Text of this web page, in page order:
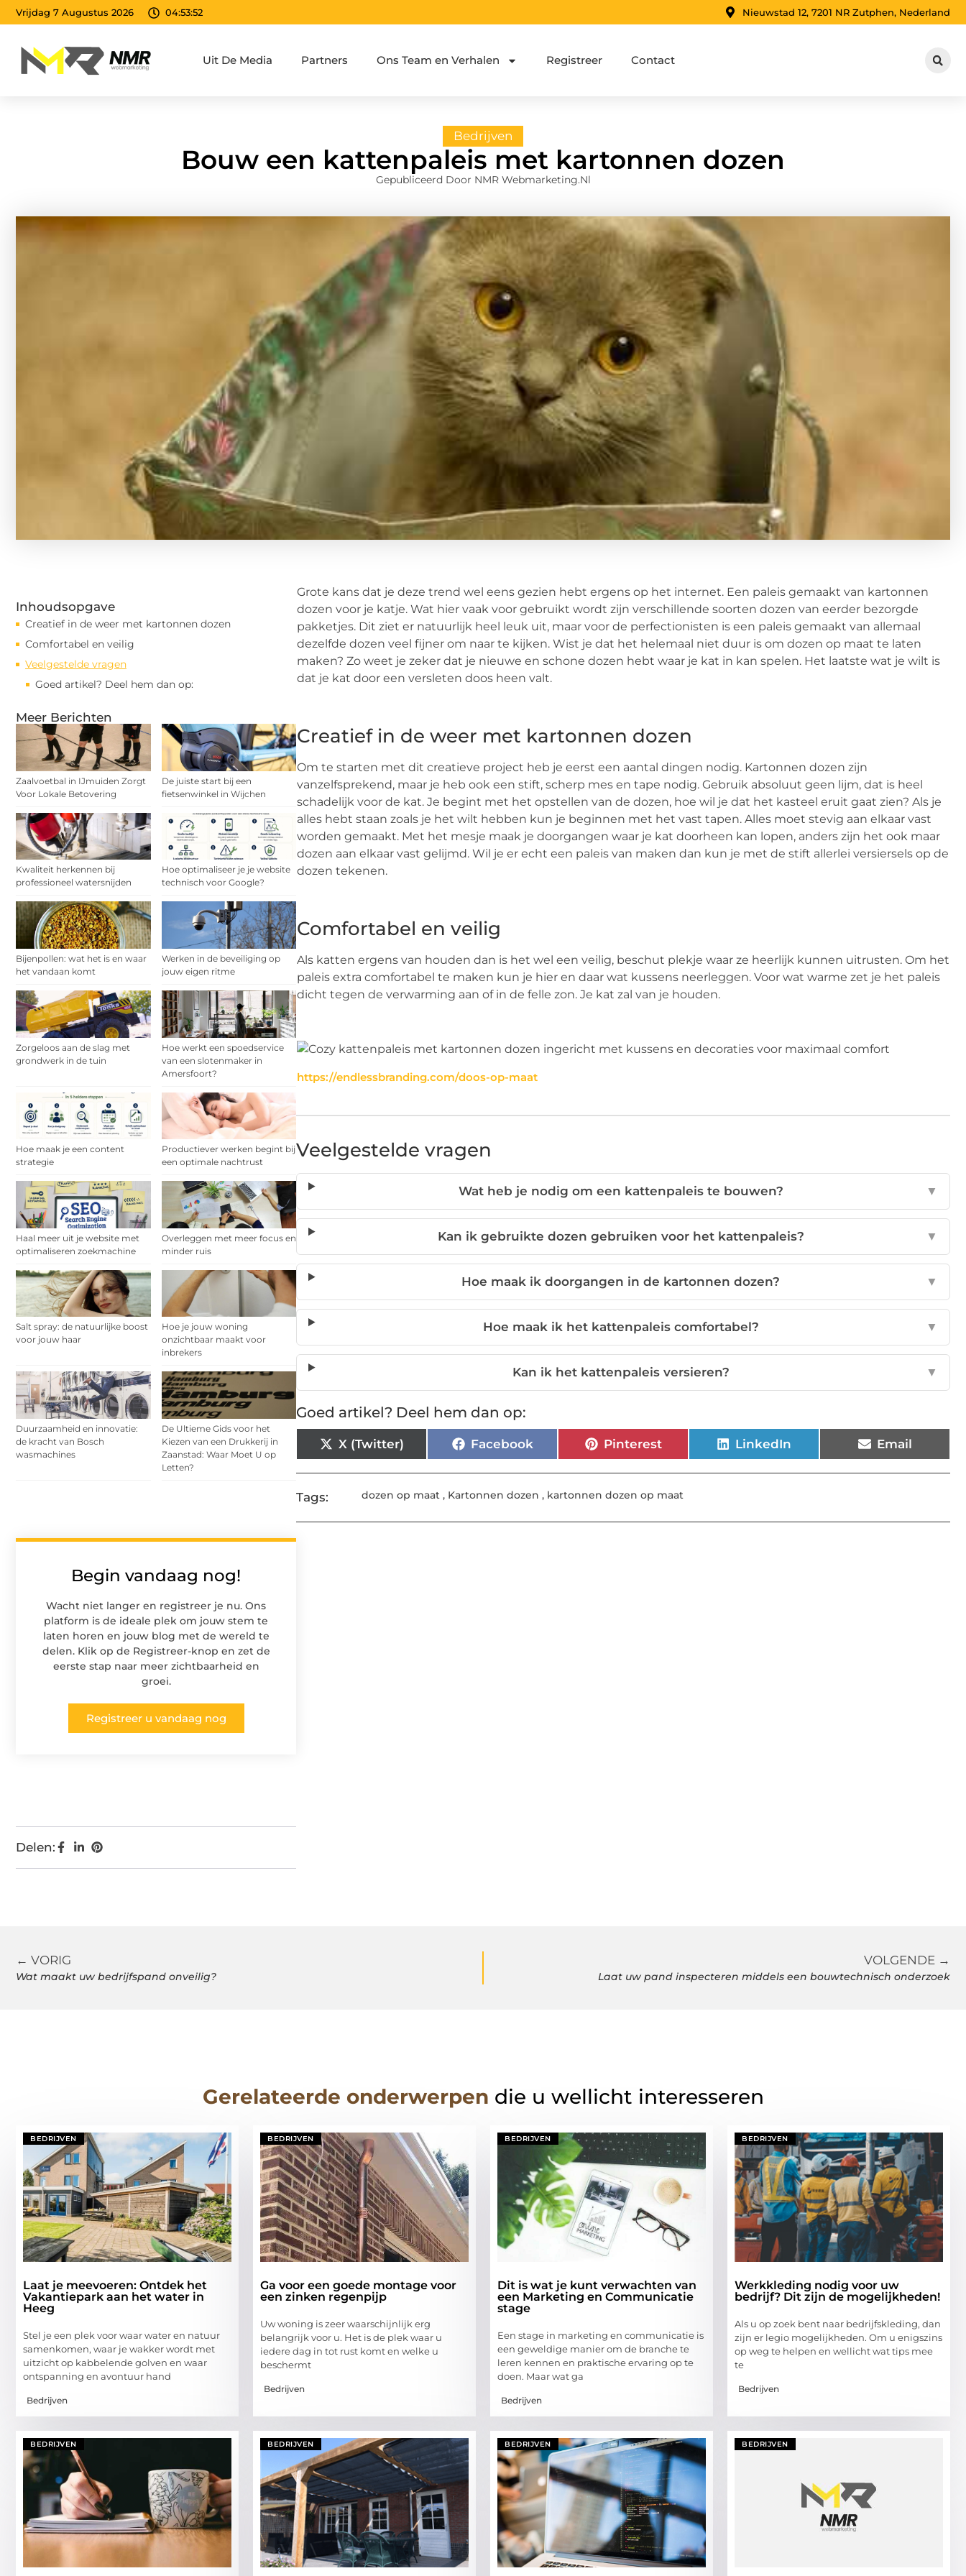
Vrijdag 7 Augustus 2026 04:53:54 Nieuwstad 12, 7201 NR Zutphen, Nederland
Uit De Media Partners Ons Team en Verhalen Registreer Contact
Bedrijven
Bouw een kattenpaleis met kartonnen dozen
Gepubliceerd Door NMR Webmarketing.nl
Inhoudsopgave
Creatief in de weer met kartonnen dozen
Comfortabel en veilig
Veelgestelde vragen
Goed artikel? Deel hem dan op:
Meer Berichten
Zaalvoetbal in IJmuiden Zorgt
Voor Lokale Betovering
De juiste start bij een
fietsenwinkel in Wijchen
Kwaliteit herkennen bij
professioneel watersnijden
Hoe optimaliseer je je website
technisch voor Google?
Bijenpollen: wat het is en waar
het vandaan komt
Werken in de beveiliging op
jouw eigen ritme
Zorgeloos aan de slag met
grondwerk in de tuin
Hoe werkt een spoedservice
van een slotenmaker in
Amersfoort?
Hoe maak je een content
strategie
Productiever werken begint bij
een optimale nachtrust
Haal meer uit je website met
optimaliseren zoekmachine
Overleggen met meer focus en
minder ruis
Salt spray: de natuurlijke boost
voor jouw haar
Hoe je jouw woning
onzichtbaar maakt voor
inbrekers
Duurzaamheid en innovatie:
de kracht van Bosch
wasmachines
De Ultieme Gids voor het
Kiezen van een Drukkerij in
Zaanstad: Waar Moet U op
Letten?
Begin vandaag nog!
Wacht niet langer en registreer je nu. Ons
platform is de ideale plek om jouw stem te
laten horen en jouw blog met de wereld te
delen. Klik op de Registreer-knop en zet de
eerste stap naar meer zichtbaarheid en
groei.
Registreer u vandaag nog
Delen:
Grote kans dat je deze trend wel eens gezien hebt ergens op het internet. Een paleis gemaakt van kartonnen
dozen voor je katje. Wat hier vaak voor gebruikt wordt zijn verschillende soorten dozen van eerder bezorgde
pakketjes. Dit ziet er natuurlijk heel leuk uit, maar voor de perfectionisten is een paleis gemaakt van allemaal
dezelfde dozen veel fijner om naar te kijken. Wist je dat het helemaal niet duur is om dozen op maat te laten
maken? Zo weet je zeker dat je nieuwe en schone dozen hebt waar je kat in kan spelen. Het laatste wat je wilt is
dat je kat door een versleten doos heen valt.
Creatief in de weer met kartonnen dozen
Om te starten met dit creatieve project heb je eerst een aantal dingen nodig. Kartonnen dozen zijn
vanzelfsprekend, maar je heb ook een stift, scherp mes en tape nodig. Gebruik absoluut geen lijm, dat is heel
schadelijk voor de kat. Je begint met het opstellen van de dozen, hoe wil je dat het kasteel eruit gaat zien? Als je
alles hebt staan zoals je het wilt hebben kun je beginnen met het vast tapen. Alles moet stevig aan elkaar vast
worden gemaakt. Met het mesje maak je doorgangen waar je kat doorheen kan lopen, anders zijn het ook maar
dozen aan elkaar vast gelijmd. Wil je er echt een paleis van maken dan kun je met de stift allerlei versiersels op de
dozen tekenen.
Comfortabel en veilig
Als katten ergens van houden dan is het wel een veilig, beschut plekje waar ze heerlijk kunnen uitrusten. Om het
paleis extra comfortabel te maken kun je hier en daar wat kussens neerleggen. Voor wat warme zet je het paleis
dicht tegen de verwarming aan of in de felle zon. Je kat zal van je houden.
https://endlessbranding.com/doos-op-maat
Veelgestelde vragen
Wat heb je nodig om een kattenpaleis te bouwen? ▼
Kan ik gebruikte dozen gebruiken voor het kattenpaleis? ▼
Hoe maak ik doorgangen in de kartonnen dozen? ▼
Hoe maak ik het kattenpaleis comfortabel? ▼
Kan ik het kattenpaleis versieren? ▼
Goed artikel? Deel hem dan op:
X (Twitter) Facebook Pinterest LinkedIn Email
Tags: dozen op maat , Kartonnen dozen , kartonnen dozen op maat
← VORIG
Wat maakt uw bedrijfspand onveilig?
VOLGENDE →
Laat uw pand inspecteren middels een bouwtechnisch onderzoek
Gerelateerde onderwerpen die u wellicht interesseren
BEDRIJVEN
Laat je meevoeren: Ontdek het
Vakantiepark aan het water in
Heeg
Stel je een plek voor waar water en natuur
samenkomen, waar je wakker wordt met
uitzicht op kabbelende golven en waar
ontspanning en avontuur hand
Bedrijven
BEDRIJVEN
Ga voor een goede montage voor
een zinken regenpijp
Uw woning is zeer waarschijnlijk erg
belangrijk voor u. Het is de plek waar u
iedere dag in tot rust komt en welke u
beschermt
Bedrijven
BEDRIJVEN
Dit is wat je kunt verwachten van
een Marketing en Communicatie
stage
Een stage in marketing en communicatie is
een geweldige manier om de branche te
leren kennen en praktische ervaring op te
doen. Maar wat ga
Bedrijven
BEDRIJVEN
Werkkleding nodig voor uw
bedrijf? Dit zijn de mogelijkheden!
Als u op zoek bent naar bedrijfskleding, dan
zijn er legio mogelijkheden. Om u enigszins
op weg te helpen en wellicht wat tips mee
te
Bedrijven
BEDRIJVEN BEDRIJVEN BEDRIJVEN BEDRIJVEN